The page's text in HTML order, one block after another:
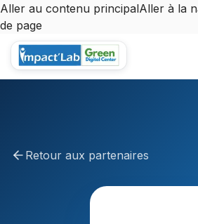
Aller au contenu principalAller à la
de page
Aller au contenu principal
Retour aux partenaires